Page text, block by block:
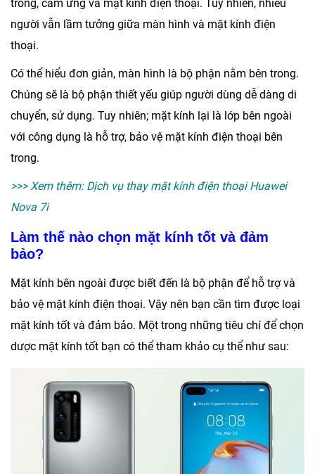
trong, cảm ứng và mặt kính điện thoại. Tuy nhiên, nhiều
người vẫn lầm tưởng giữa màn hình và mặt kính điện
thoại.
Có thể hiểu đơn giản, màn hình là bộ phận nằm bên trong.
Chúng sẽ là bộ phận thiết yếu giúp người dùng dễ dàng di
chuyển, sử dụng. Tuy nhiên; mặt kính lại là lớp bên ngoài
với công dụng là hỗ trợ, bảo vệ mặt kính điện thoại bên
trong.
>>> Xem thêm: Dịch vụ thay mặt kính điện thoại Huawei
Nova 7i
Làm thế nào chọn mặt kính tốt và đảm
bảo?
Mặt kính bên ngoài được biết đến là bộ phận để hỗ trợ và
bảo vệ mặt kính điện thoại. Vậy nên bạn cần tìm được loại
mặt kính tốt và đảm bảo. Một trong những tiêu chí để chọn
dược mặt kính tốt bạn có thể tham khảo cụ thể như sau: